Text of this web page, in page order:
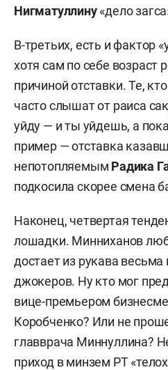
Нигматуллину«дело
В-третьих, есть и фактор
хотя сам по себе возраст
причиной отставки. Те,
часто слышат от раиса
уйду — и ты уйдешь, а
пример — отставка
непотопляемым Радика
подкосила скорее смена
Наконец, четвертая
лошадки. Минниханов
достает из рукава
джокеров. Ну кто мог
вице-премьером
Коробченко? Или не
главврача Миннуллина?
приход в минзем РТ